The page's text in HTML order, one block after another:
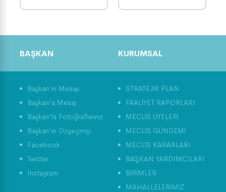
Tarım Üretimi
BAŞKAN
Başkan'ın Mesajı
Başkan'a Mesaj
Başkan'la Fotoğraflarınız
Başkan'ın Özgeçmişi
Facebook
Twitter
Instagram
KURUMSAL
STRATEJİK PLAN
FAALİYET RAPORLARI
MECLİS ÜYELERİ
MECLİS GÜNDEMİ
MECLİS KARARLARI
BAŞKAN YARDIMCILARI
BİRİMLER
MAHALLELERİMİZ